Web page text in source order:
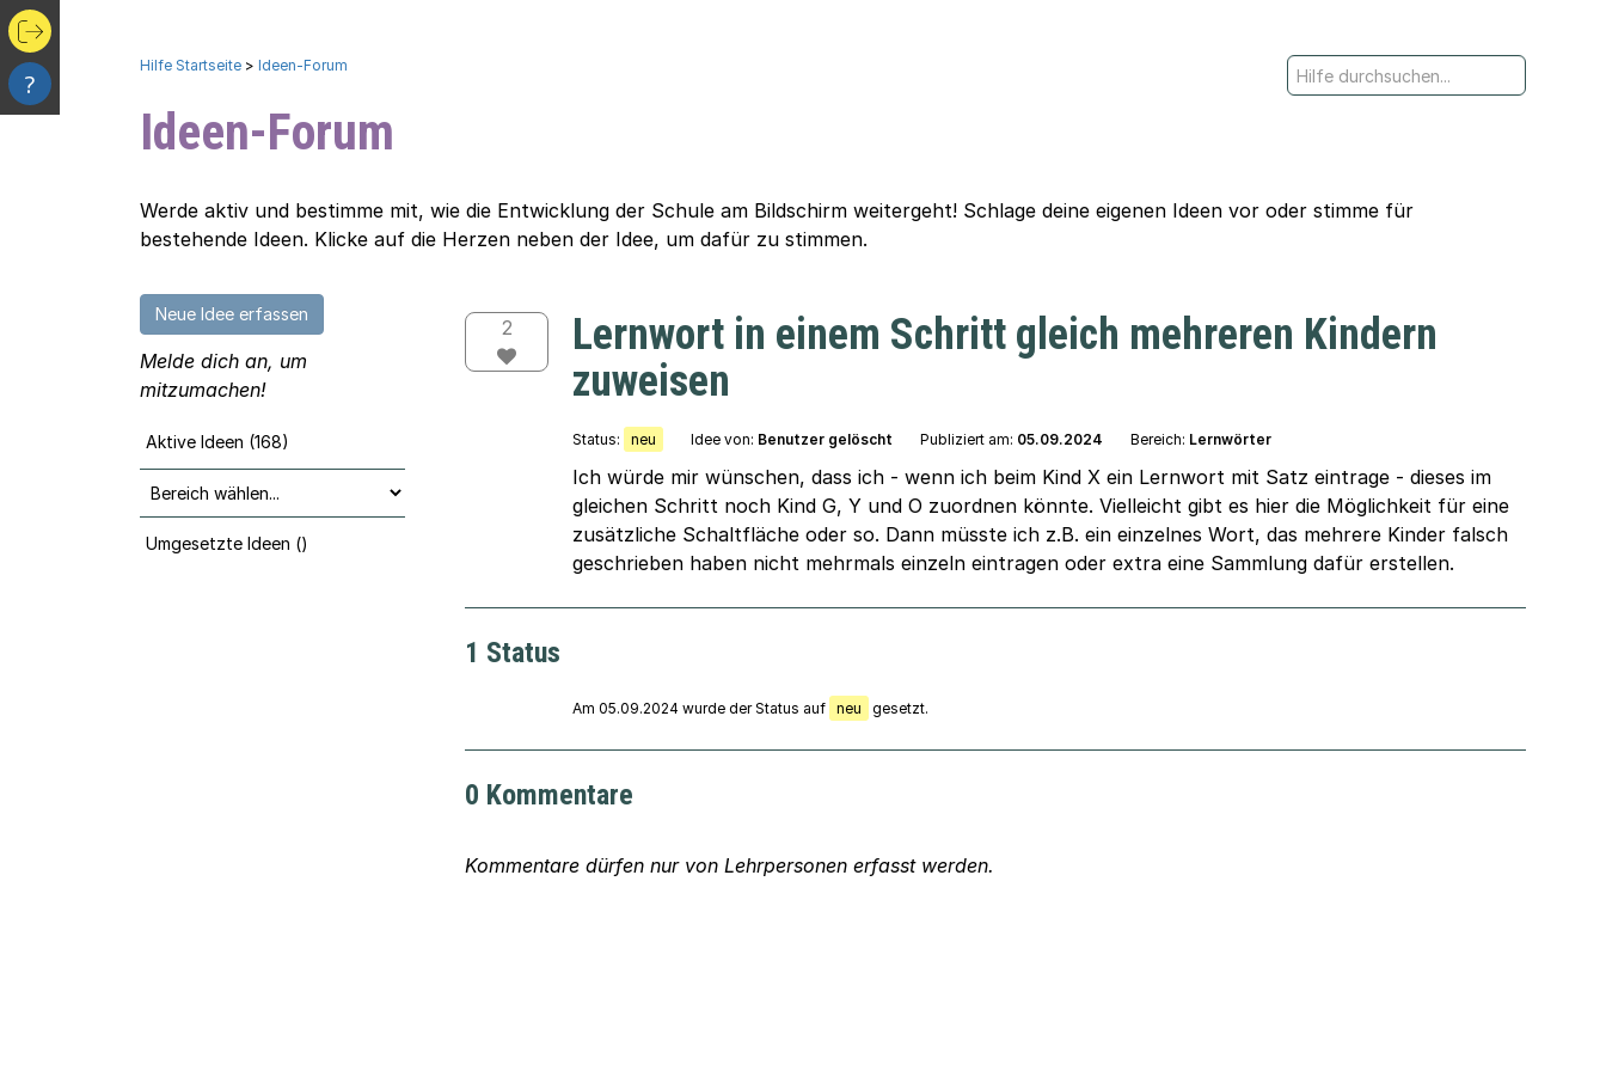
?
Hilfe Startseite > Ideen-Forum
Ideen-Forum
Werde aktiv und bestimme mit, wie die Entwicklung der Schule am Bildschirm weitergeht! Schlage deine eigenen Ideen vor oder stimme für
bestehende Ideen. Klicke auf die Herzen neben der Idee, um dafür zu stimmen.
2
Lernwort in einem Schritt gleich mehreren Kindern
zuweisen
Status: neu Idee von: Benutzer gelöscht Publiziert am: 05.09.2024 Bereich: Lernwörter
Ich würde mir wünschen, dass ich - wenn ich beim Kind X ein Lernwort mit Satz eintrage - dieses im
gleichen Schritt noch Kind G, Y und O zuordnen könnte. Vielleicht gibt es hier die Möglichkeit für eine
zusätzliche Schaltfläche oder so. Dann müsste ich z.B. ein einzelnes Wort, das mehrere Kinder falsch
geschrieben haben nicht mehrmals einzeln eintragen oder extra eine Sammlung dafür erstellen.
1 Status
Am 05.09.2024 wurde der Status auf neu gesetzt.
0 Kommentare
Kommentare dürfen nur von Lehrpersonen erfasst werden.
Neue Idee erfassen
Melde dich an, um
mitzumachen!
Aktive Ideen (168)
Umgesetzte Ideen ()